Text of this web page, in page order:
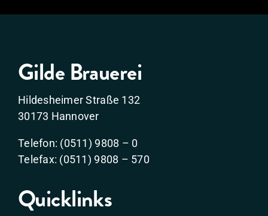
Gilde Brauerei
Hildesheimer Straße 132
30173 Hannover
Telefon: (0511) 9808 – 0
Telefax: (0511) 9808 – 570
Quicklinks